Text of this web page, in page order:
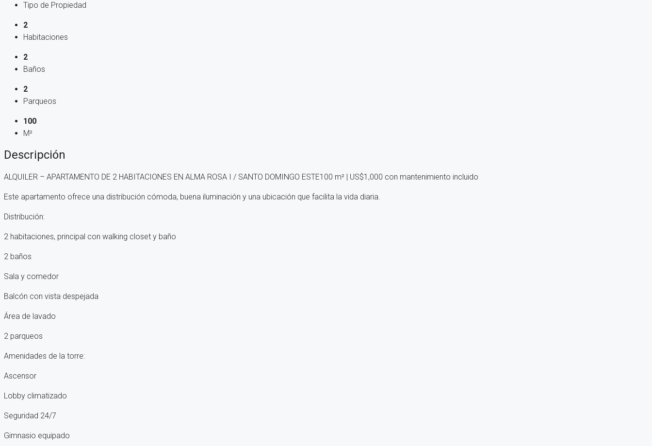
Tipo de Propiedad
2
Habitaciones
2
Baños
2
Parqueos
100
M²
Descripción
ALQUILER – APARTAMENTO DE 2 HABITACIONES EN ALMA ROSA I / SANTO DOMINGO ESTE100 m² | US$1,000 con mantenimiento incluido
Este apartamento ofrece una distribución cómoda, buena iluminación y una ubicación que facilita la vida diaria.
Distribución:
2 habitaciones, principal con walking closet y baño
2 baños
Sala y comedor
Balcón con vista despejada
Área de lavado
2 parqueos
Amenidades de la torre:
Ascensor
Lobby climatizado
Seguridad 24/7
Gimnasio equipado